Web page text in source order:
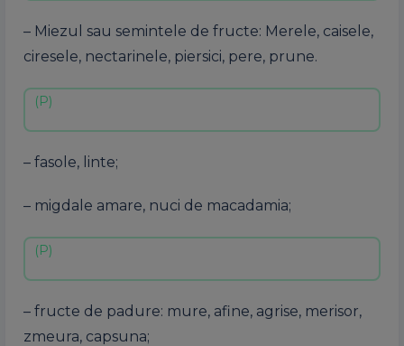
– Miezul sau semintele de fructe: Merele, caisele,
ciresele, nectarinele, piersici, pere, prune.
– fasole, linte;
– migdale amare, nuci de macadamia;
– fructe de padure: mure, afine, agrise, merisor,
zmeura, capsuna;